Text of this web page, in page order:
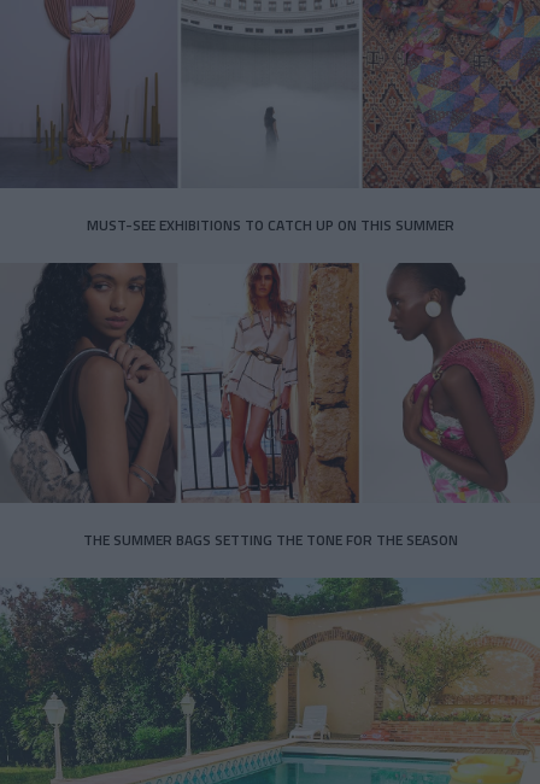
MUST-SEE EXHIBITIONS TO CATCH UP ON THIS SUMMER
THE SUMMER BAGS SETTING THE TONE FOR THE SEASON